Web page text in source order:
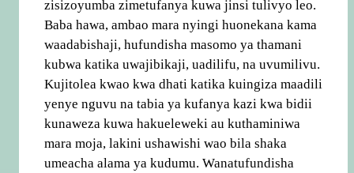
zisizoyumba zimetufanya kuwa jinsi tulivyo leo.
Baba hawa, ambao mara nyingi huonekana kama
waadabishaji, hufundisha masomo ya thamani
kubwa katika uwajibikaji, uadilifu, na uvumilivu.
Kujitolea kwao kwa dhati katika kuingiza maadili
yenye nguvu na tabia ya kufanya kazi kwa bidii
kunaweza kuwa hakueleweki au kuthaminiwa
mara moja, lakini ushawishi wao bila shaka
umeacha alama ya kudumu. Wanatufundisha